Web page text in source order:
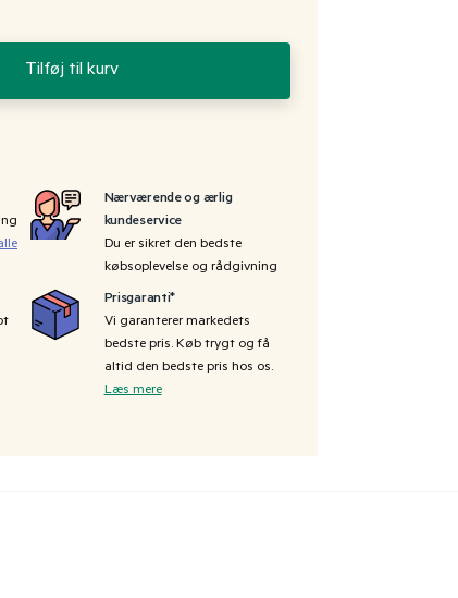
Tilføj til kurv
Nærværende og ærlig
kundeservice
Du er sikret den bedste
købsoplevelse og rådgivning
Prisgaranti*
Vi garanterer markedets
bedste pris. Køb trygt og få
altid den bedste pris hos os.
Læs mere